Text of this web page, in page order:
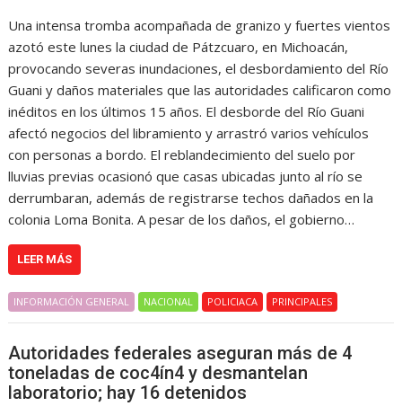
Una intensa tromba acompañada de granizo y fuertes vientos
azotó este lunes la ciudad de Pátzcuaro, en Michoacán,
provocando severas inundaciones, el desbordamiento del Río
Guani y daños materiales que las autoridades calificaron como
inéditos en los últimos 15 años. El desborde del Río Guani
afectó negocios del libramiento y arrastró varios vehículos
con personas a bordo. El reblandecimiento del suelo por
lluvias previas ocasionó que casas ubicadas junto al río se
derrumbaran, además de registrarse techos dañados en la
colonia Loma Bonita. A pesar de los daños, el gobierno…
LEER MÁS
INFORMACIÓN GENERAL NACIONAL POLICIACA PRINCIPALES
Autoridades federales aseguran más de 4
toneladas de coc4ín4 y desmantelan
laboratorio; hay 16 detenidos